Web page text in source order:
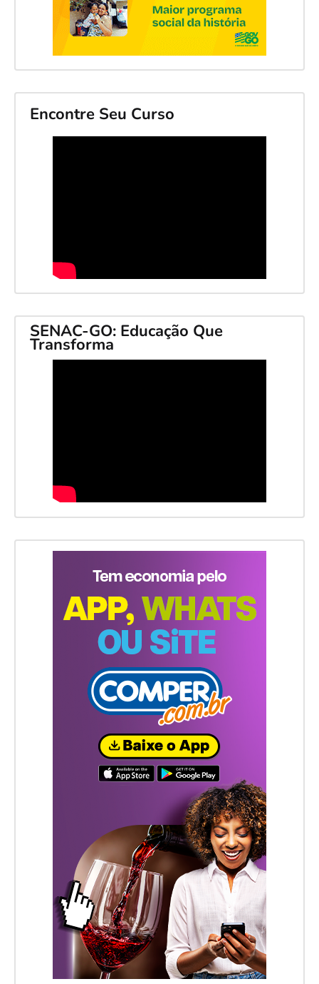
Encontre Seu Curso
SENAC-GO: Educação Que
Transforma